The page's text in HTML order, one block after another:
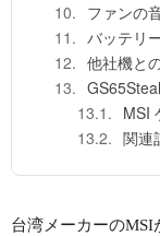
ファンの
バッテリ
他社機と
MSI
関連
台湾メーカーのMSI